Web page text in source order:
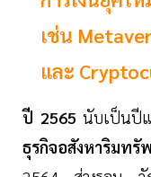
เช่น
และ
ปี 2565 นับเป็นปีแ
ธุรกิจอสังหาริมทรั